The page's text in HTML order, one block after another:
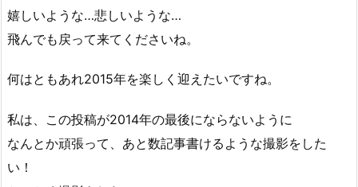
嬉しいような…悲しいような…
飛んでも戻って来てくださいね。
何はともあれ2015年を楽しく迎えたいですね。
私は、この投稿が2014年の最後にならないように
なんとか頑張って、あと数記事書けるような撮影をした
い！